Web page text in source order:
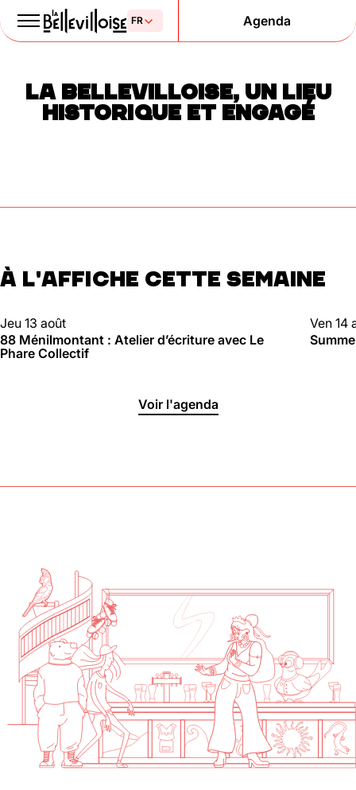
Le Paris
de la liberté
Agenda
Lun, Mar, Mer : Fermé
Le Toit
Lun, Mar, Mer, Jeu, Ven : 17h -
00h00
Sam, Dim : 15h00 - 00h00
Voir la carte
01 46 36 07 07
En savoir plus
LA BELLEVILLOISE, UN LIEU
HISTORIQUE ET ENGAGÉ
À L'AFFICHE CETTE SEMAINE
88 MÉNILMONTANT
Jeu 13 août
88 Ménilmontant : Atelier d’écriture avec Le
Phare Collectif
Ven 14
Voir l'agenda